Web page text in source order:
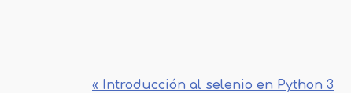
« Introducción al selenio en Python 3